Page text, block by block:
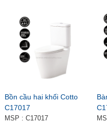
Bồn cầu hai khối Cotto
C17017
MSP : C17017